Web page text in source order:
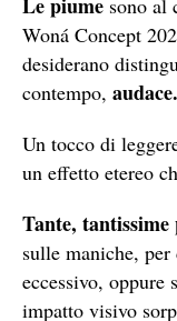
sono al
Woná Concept
desiderano
contempo, audace.
Un tocco di
un effetto etereo
Tante, tantissime
sulle maniche, per
eccessivo, oppure
impatto visivo